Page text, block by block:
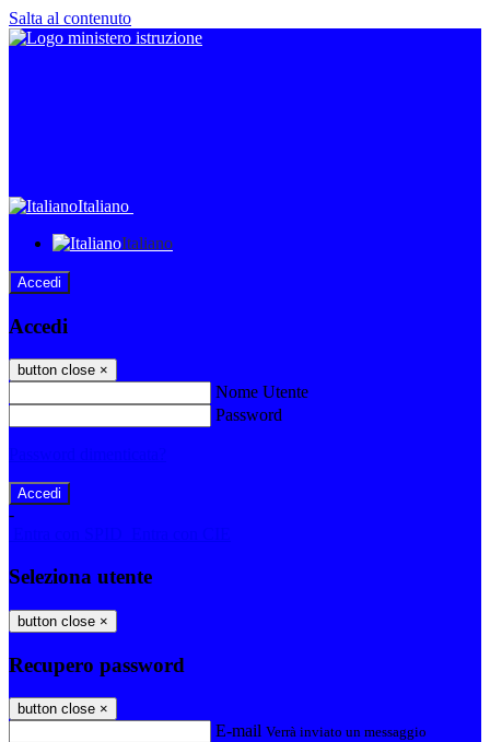
Salta al contenuto
Italiano
Italiano
Accedi
Accedi
button close ×
Nome Utente
Password
-
Seleziona utente
button close ×
Recupero password
button close ×
E-mail Verrà inviato un messaggio